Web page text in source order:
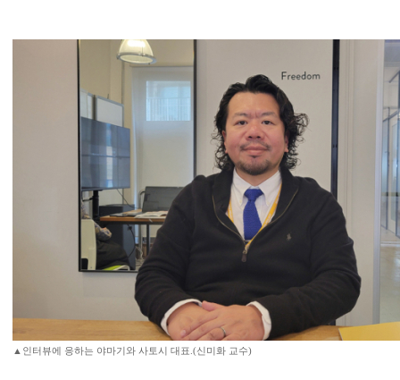
▲인터뷰에 응하는 야마기와 사토시 대표.(신미화 교수)